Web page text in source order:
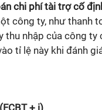
chi phí tài trợ cố
công ty, như thanh
thu nhập của công
tỉ lệ này khi đánh
+ i)